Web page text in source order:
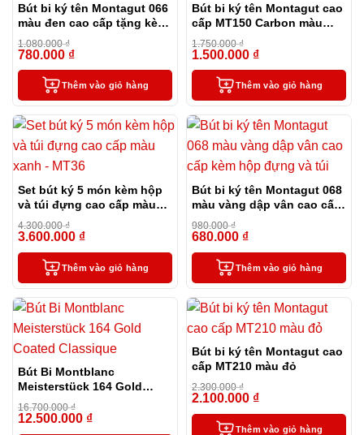
Bút bi ký tên Montagut 066
màu đen cao cấp tặng kèm
2 ngòi thay thế
1.080.000₫
780.000 ₫
Thêm vào giỏ hàng
Bút bi ký tên Montagut cao
cấp MT150 Carbon màu
đen
1.750.000₫
1.500.000 ₫
Thêm vào giỏ hàng
Set bút ký 5 món kèm hộp
và túi đựng cao cấp màu
xanh – MT36
4.300.000₫
3.600.000 ₫
Thêm vào giỏ hàng
Bút bi ký tên Montagut 068
màu vàng dập vân cao cấp
kèm hộp đựng và túi
980.000₫
680.000 ₫
Thêm vào giỏ hàng
Bút Bi Montblanc
Meisterstück 164 Gold
Coated Classique
16.700.000₫
12.500.000 ₫
Bút bi ký tên Montagut cao
cấp MT210 màu đỏ
2.300.000₫
2.100.000 ₫
Thêm vào giỏ hàng